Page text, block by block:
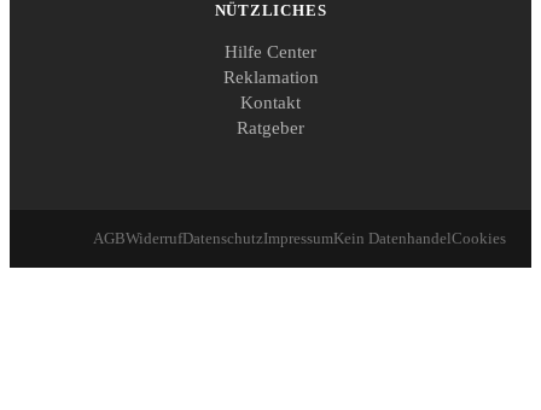
NÜTZLICHES
Hilfe Center
Reklamation
Kontakt
Ratgeber
AGBWiderrufDatenschutzImpressumKein DatenhandelCookies